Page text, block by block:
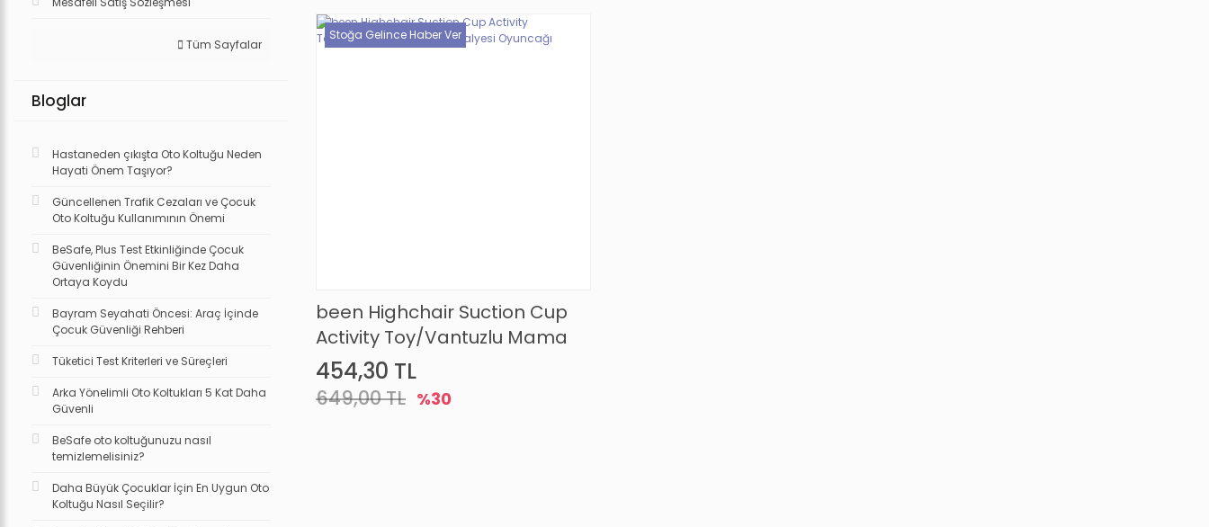
Tüm Sayfalar
Bloglar
Hastaneden çıkışta Oto Koltuğu Neden
Hayati Önem Taşıyor?
Güncellenen Trafik Cezaları ve Çocuk
Oto Koltuğu Kullanımının Önemi
BeSafe, Plus Test Etkinliğinde Çocuk
Güvenliğinin Önemini Bir Kez Daha
Ortaya Koydu
Bayram Seyahati Öncesi: Araç İçinde
Çocuk Güvenliği Rehberi
Tüketici Test Kriterleri ve Süreçleri
Arka Yönelimli Oto Koltukları 5 Kat Daha
Güvenli
BeSafe oto koltuğunuzu nasıl
temizlemelisiniz?
Daha Büyük Çocuklar İçin En Uygun Oto
Koltuğu Nasıl Seçilir?
Stoğa Gelince Haber Ver
been Highchair Suction Cup
Activity Toy/Vantuzlu Mama
Sandalyesi Oyuncağı
454,30 TL
649,00 TL %30